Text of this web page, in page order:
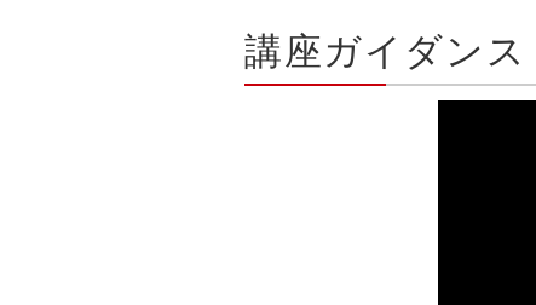
講座ガイダンス